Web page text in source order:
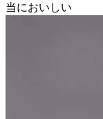
当においしい